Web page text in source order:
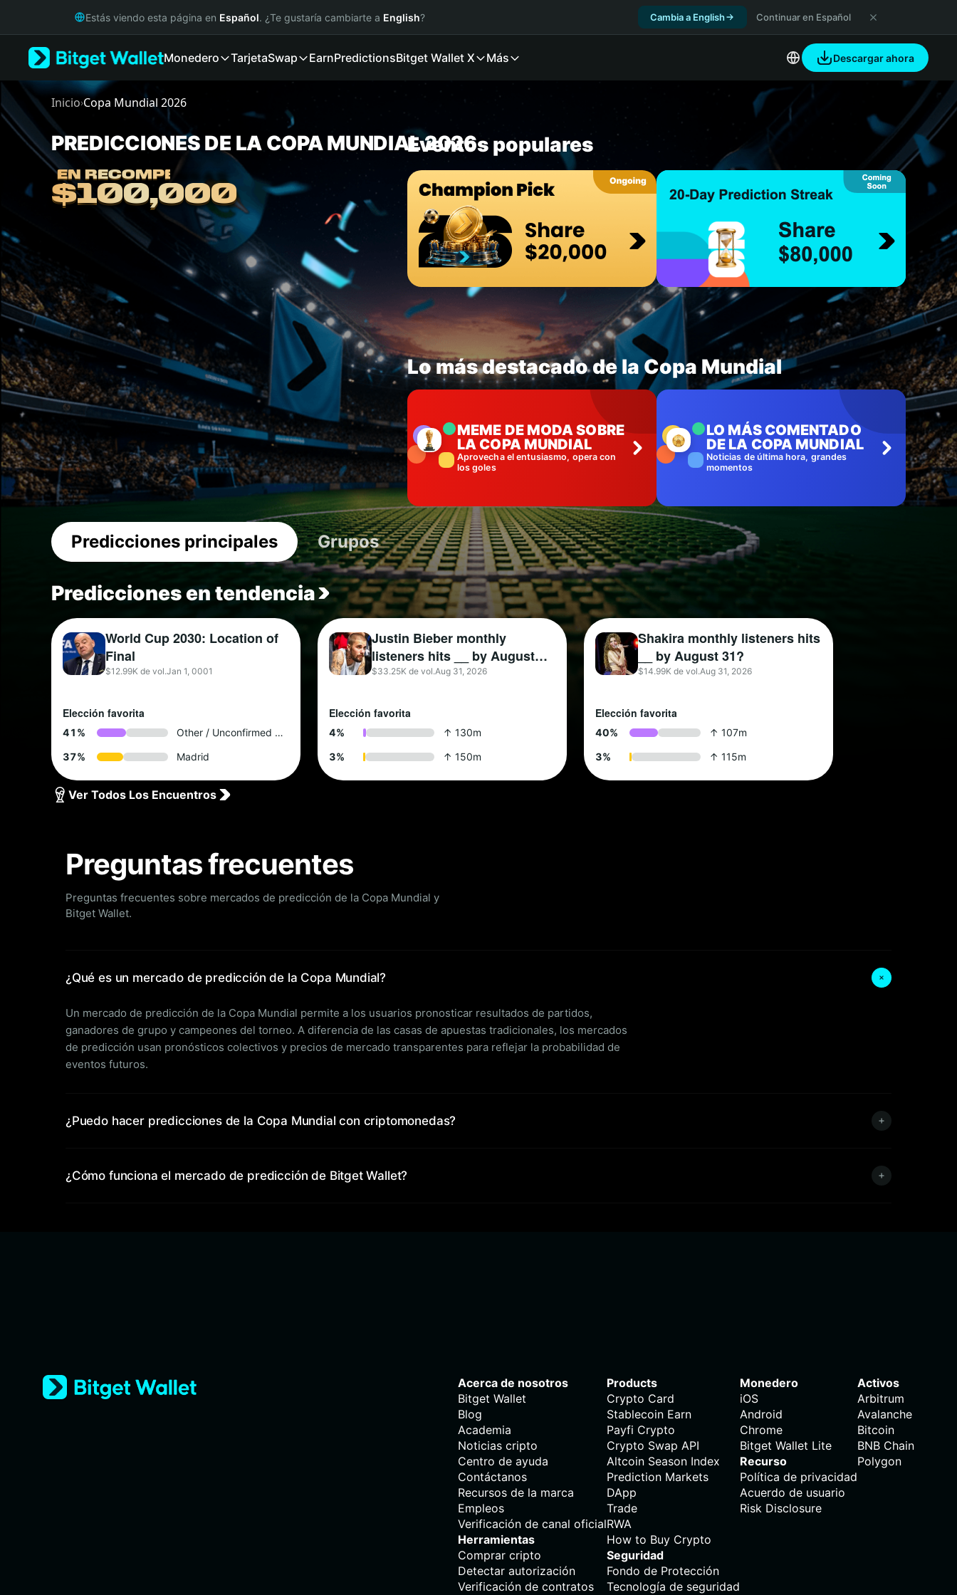
Русский
Türkçe
Italiano
Français
Deutsch
简体中文
Português (Portugal)
ภาษาไทย
हिन्दी
বাংলা
Español
Português (Brasil)
Español (Argentina)
Estás viendo esta página en Español. ¿Te gustaría cambiarte a English? Cambia a English Continuar en Español
Monedero TarjetaSwap EarnPredictionsBitget Wallet X Más Descargar ahora
Inicio›Copa Mundial 2026
Predicciones de la Copa Mundial 2026
PREDICCIONES DE LA COPA MUNDIAL 2026
$100,000
EN RECOMPENSAS
$100,000
EN RECOMPENSAS
Eventos populares
Predicciones principales Grupos
Predicciones en tendencia
World Cup 2030: Location of
Final
$12.99K de vol.Jan 1, 0001
Elección favorita
41 %
Other / Unconfirmed by 2028
37% Madrid
Justin Bieber monthly
listeners hits __ by August
31?
$33.25K de vol.Aug 31, 2026
Elección favorita
4%
↑ 130m
3% ↑ 150m
Shakira monthly listeners hits
__ by August 31?
$14.99K de vol.Aug 31, 2026
Elección favorita
40%
↑ 107m
3% ↑ 115m
Ver Todos Los Encuentros
Lo más destacado de la Copa Mundial
MEME DE MODA SOBRE
LA COPA MUNDIAL
Aprovecha el entusiasmo, opera con
los goles
LO MÁS COMENTADO
DE LA COPA MUNDIAL
Noticias de última hora, grandes
momentos
Preguntas frecuentes
Preguntas frecuentes sobre mercados de predicción de la Copa Mundial y
Bitget Wallet.
¿Qué es un mercado de predicción de la Copa Mundial?
Un mercado de predicción de la Copa Mundial permite a los usuarios pronosticar resultados de partidos,
ganadores de grupo y campeones del torneo. A diferencia de las casas de apuestas tradicionales, los mercados
de predicción usan pronósticos colectivos y precios de mercado transparentes para reflejar la probabilidad de
eventos futuros.
¿Puedo hacer predicciones de la Copa Mundial con criptomonedas?
¿Cómo funciona el mercado de predicción de Bitget Wallet?
Acerca de nosotros
Bitget Wallet
Blog
Academia
Noticias cripto
Centro de ayuda
Contáctanos
Recursos de la marca
Empleos
Verificación de canal oficial
Herramientas
Comprar cripto
Detectar autorización
Verificación de contratos
Products
Crypto Card
Stablecoin Earn
Payfi Crypto
Crypto Swap API
Altcoin Season Index
Prediction Markets
DApp
Trade
RWA
How to Buy Crypto
Seguridad
Fondo de Protección
Tecnología de seguridad
Monedero
iOS
Android
Chrome
Bitget Wallet Lite
Recurso
Política de privacidad
Acuerdo de usuario
Risk Disclosure
Activos
Arbitrum
Avalanche
Bitcoin
BNB Chain
Polygon